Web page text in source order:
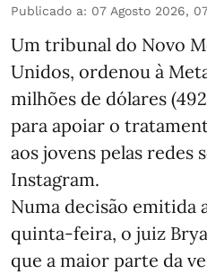
Publicado a: 07 Agosto 2026,
Um tribunal do Novo
Unidos, ordenou à
milhões de dólares
para apoiar o
aos jovens pelas redes
Instagram.
Numa decisão emitida
quinta-feira, o juiz
que a maior parte da